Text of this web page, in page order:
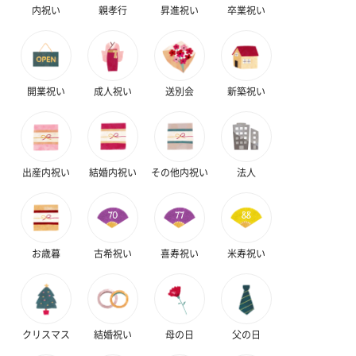
内祝い 親孝行 昇進祝い 卒業祝い
開業祝い 成人祝い 送別会 新築祝い
出産内祝い 結婚内祝い その他内祝い 法人
お歳暮 古希祝い 喜寿祝い 米寿祝い
クリスマス 結婚祝い 母の日 父の日